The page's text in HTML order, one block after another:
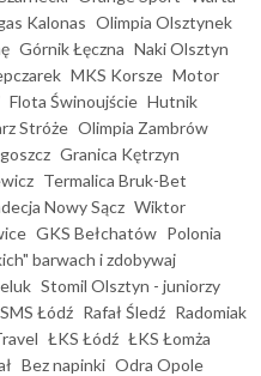
Kalonas Olimpia Olsztynek
Górnik Łęczna Naki Olsztyn
MKS Korsze Motor
Flota Świnoujście Hutnik
Stróże Olimpia Zambrów
Granica Kętrzyn
Termalica Bruk-Bet
Nowy Sącz Wiktor
GKS Bełchatów Polonia
barwach i zdobywaj
Stomil Olsztyn - juniorzy
Łódź Rafał Śledź Radomiak
ŁKS Łódź ŁKS Łomża
Bez napinki Odra Opole